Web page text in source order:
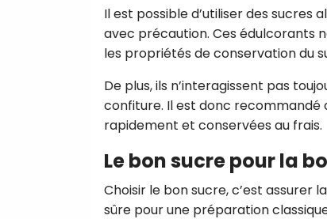
Il est possible d’utiliser des sucres
avec précaution. Ces édulcorants
les propriétés de conservation du
De plus, ils n’interagissent pas
confiture. Il est donc recommandé
rapidement et conservées au frais.
Le bon sucre pour la
Choisir le bon sucre, c’est assurer
sûre pour une préparation